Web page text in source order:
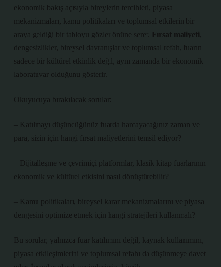
ekonomik bakış açısıyla bireylerin tercihleri, piyasa
mekanizmaları, kamu politikaları ve toplumsal etkilerin bir
araya geldiği bir tabloyu gözler önüne serer.
Fırsat maliyeti
dengesizlikler
, bireysel davranışlar ve toplumsal refah, fuarın
sadece bir kültürel etkinlik değil, aynı zamanda bir ekonomik
laboratuvar olduğunu gösterir.
Okuyucuya bırakılacak sorular:
– Katılmayı düşündüğünüz fuarda harcayacağınız zaman ve
para, sizin için hangi fırsat maliyetlerini temsil ediyor?
– Dijitalleşme ve çevrimiçi platformlar, klasik kitap fuarlarının
ekonomik ve kültürel etkisini nasıl dönüştürebilir?
– Kamu politikaları, bireysel karar mekanizmalarını ve piyasa
dengesini optimize etmek için hangi stratejileri kullanmalı?
Bu sorular, yalnızca fuar katılımını değil, kaynak kullanımını,
piyasa etkileşimlerini ve toplumsal refahı da düşünmeye davet